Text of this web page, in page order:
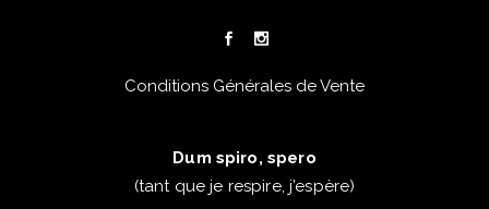
Conditions Générales de Vente
Dum spiro, spero
(tant que je respire, j’espère)